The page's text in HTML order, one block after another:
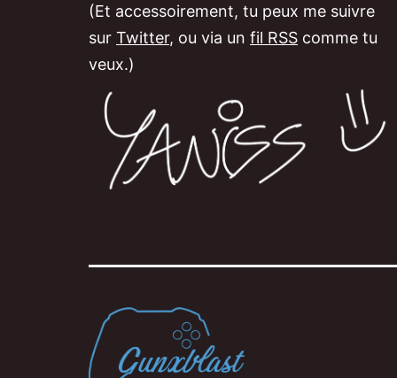
(Et accessoirement, tu peux me suivre
sur Twitter, ou via un fil RSS comme tu
veux.)